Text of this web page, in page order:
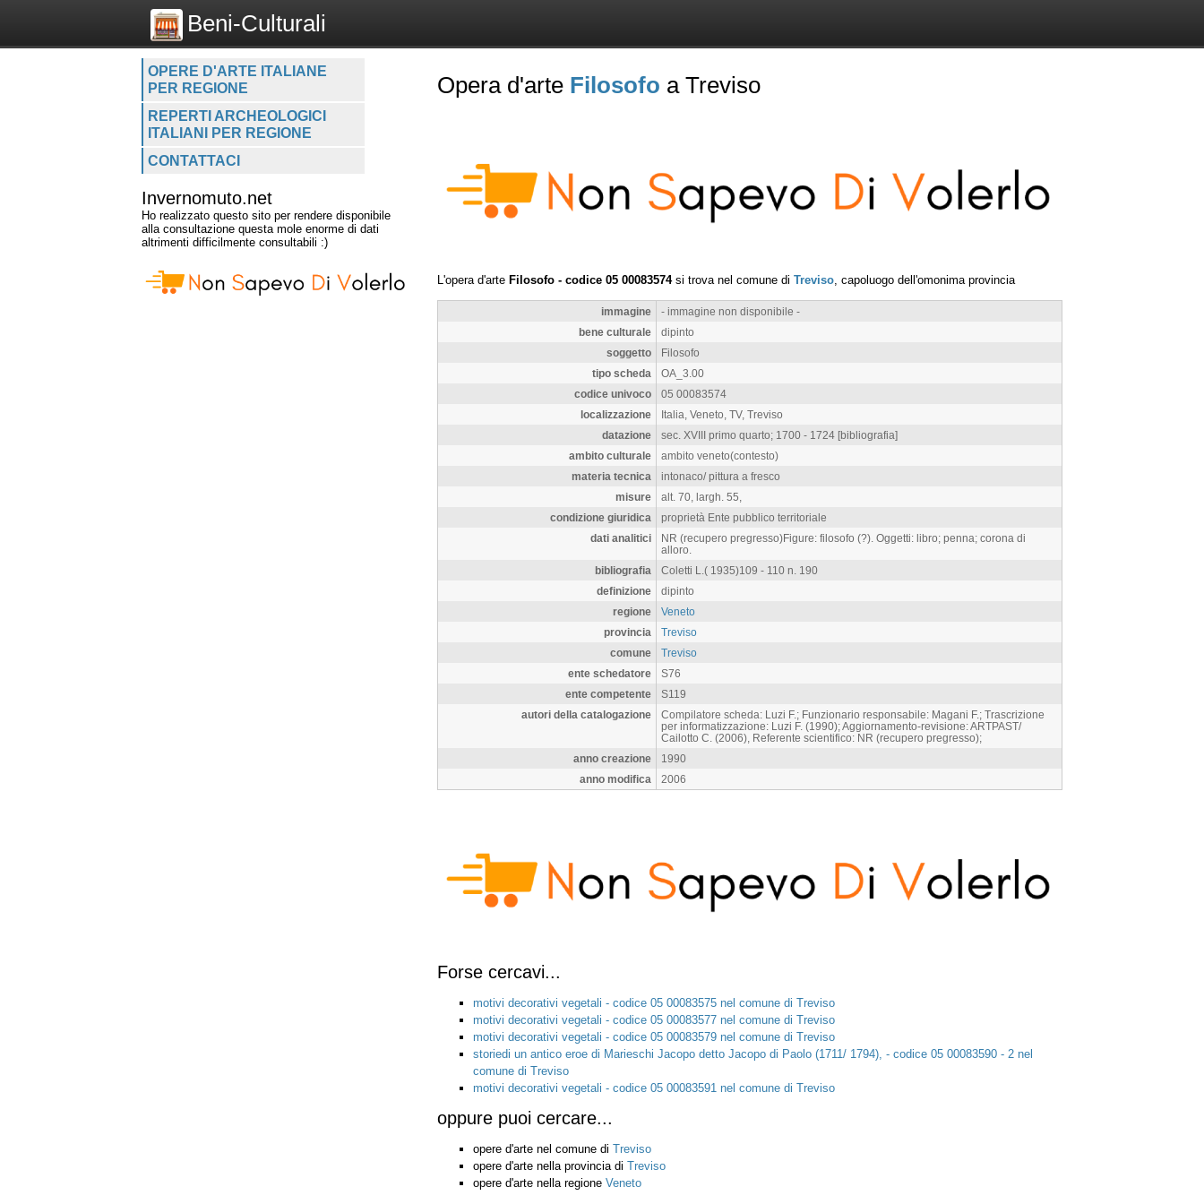
Beni-Culturali
OPERE D'ARTE ITALIANE
PER REGIONE
REPERTI ARCHEOLOGICI
ITALIANI PER REGIONE
CONTATTACI
Invernomuto.net
Ho realizzato questo sito per rendere disponibile
alla consultazione questa mole enorme di dati
altrimenti difficilmente consultabili :)
Opera d'arte Filosofo a Treviso
L'opera d'arte Filosofo - codice 05 00083574si trova nel comune di Treviso , capoluogo dell'omonima provincia
immagine
- immagine non disponibile -
bene culturale
dipinto
soggetto
Filosofo
tipo scheda
OA_3.00
codice univoco
05 00083574
localizzazione
Italia, Veneto, TV, Treviso
datazione
sec. XVIII primo quarto; 1700 - 1724 [bibliografia]
ambito culturale
ambito veneto(contesto)
materia tecnica
intonaco/ pittura a fresco
misure
alt. 70, largh. 55,
condizione giuridica
proprietà Ente pubblico territoriale
dati analitici
NR (recupero pregresso)Figure: filosofo (?). Oggetti: libro; penna; corona di
alloro.
bibliografia
Coletti L.( 1935)109 - 110 n. 190
definizione
dipinto
regione
Veneto
provincia
Treviso
comune
Treviso
ente schedatore
S76
ente competente
S119
autori della catalogazione
Compilatore scheda: Luzi F.; Funzionario responsabile: Magani F.; Trascrizione
per informatizzazione: Luzi F. (1990); Aggiornamento-revisione: ARTPAST/
Cailotto C. (2006), Referente scientifico: NR (recupero pregresso);
anno creazione
1990
anno modifica
2006
Forse cercavi...
motivi decorativi vegetali - codice 05 00083575 nel comune di Treviso
motivi decorativi vegetali - codice 05 00083577 nel comune di Treviso
motivi decorativi vegetali - codice 05 00083579 nel comune di Treviso
storiedi un antico eroe di Marieschi Jacopo detto Jacopo di Paolo (1711/ 1794), - codice 05 00083590 - 2 nel
comune di Treviso
motivi decorativi vegetali - codice 05 00083591 nel comune di Treviso
oppure puoi cercare...
opere d'arte nel comune di Treviso
opere d'arte nella provincia di Treviso
opere d'arte nella regione Veneto